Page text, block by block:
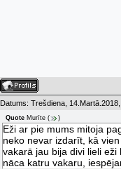
Datums: Trešdiena,
Quote Murīte ( )
Eži ar pie mums mitoja
neko nevar izdarīt, kā
vakarā jau bija divi lieli
nāca katru vakaru,